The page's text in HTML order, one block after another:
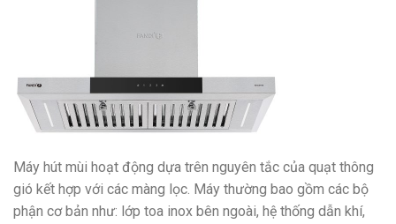
Máy hút mùi hoạt động dựa trên nguyên tắc của quạt thông
gió kết hợp với các màng lọc. Máy thường bao gồm các bộ
phận cơ bản như: lớp toa inox bên ngoài, hệ thống dẫn khí,